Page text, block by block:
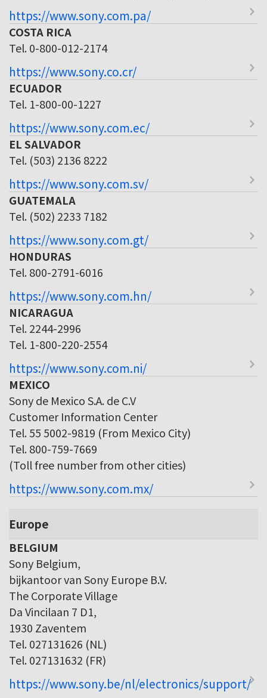
https://www.sony.com.pa/
COSTA RICA
Tel. 0-800-012-2174
https://www.sony.co.cr/
ECUADOR
Tel. 1-800-00-1227
https://www.sony.com.ec/
EL SALVADOR
Tel. (503) 2136 8222
https://www.sony.com.sv/
GUATEMALA
Tel. (502) 2233 7182
https://www.sony.com.gt/
HONDURAS
Tel. 800-2791-6016
https://www.sony.com.hn/
NICARAGUA
Tel. 2244-2996
Tel. 1-800-220-2554
https://www.sony.com.ni/
MEXICO
Sony de Mexico S.A. de C.V
Customer Information Center
Tel. 55 5002-9819 (From Mexico City)
Tel. 800-759-7669
(Toll free number from other cities)
https://www.sony.com.mx/
Europe
BELGIUM
Sony Belgium,
bijkantoor van Sony Europe B.V.
The Corporate Village
Da Vincilaan 7 D1,
1930 Zaventem
Tel. 027131626 (NL)
Tel. 027131632 (FR)
https://www.sony.be/nl/electronics/support/